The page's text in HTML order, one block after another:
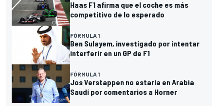
Haas F1 afirma que el coche es más
competitivo de lo esperado
FÓRMULA 1
Ben Sulayem, investigado por intentar
interferir en un GP de F1
FÓRMULA 1
Jos Verstappen no estaría en Arabia
Saudí por comentarios a Horner